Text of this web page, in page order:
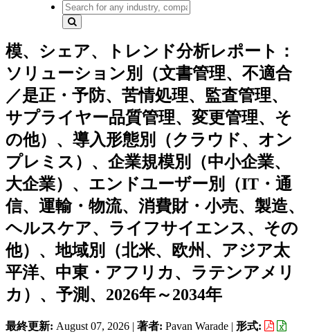
模、シェア、トレンド分析レポート：
ソリューション別（文書管理、不適合
／是正・予防、苦情処理、監査管理、
サプライヤー品質管理、変更管理、そ
の他）、導入形態別（クラウド、オン
プレミス）、企業規模別（中小企業、
大企業）、エンドユーザー別（IT・通
信、運輸・物流、消費財・小売、製造、
ヘルスケア、ライフサイエンス、その
他）、地域別（北米、欧州、アジア太
平洋、中東・アフリカ、ラテンアメリ
カ）、予測、2026年～2034年
最終更新: August 07, 2026 | 著者: Pavan Warade | 形式: